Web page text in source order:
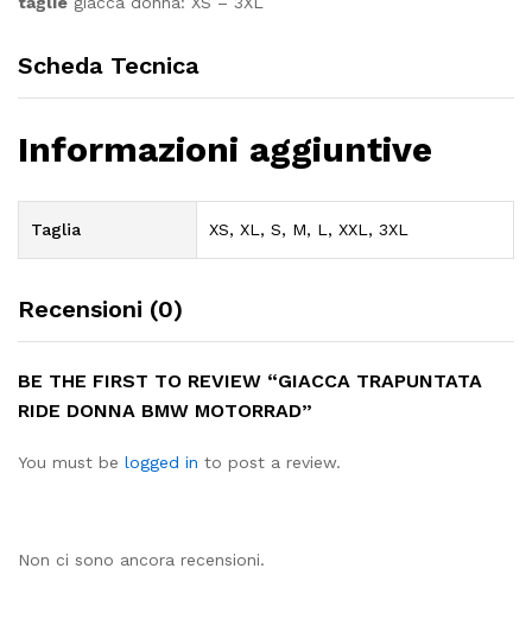
Scheda Tecnica
Informazioni aggiuntive
Taglia XS, XL, S, M, L, XXL, 3XL
Recensioni (0)
BE THE FIRST TO REVIEW “GIACCA TRAPUNTATA
RIDE DONNA BMW MOTORRAD”
You must be logged in to post a review.
Non ci sono ancora recensioni.